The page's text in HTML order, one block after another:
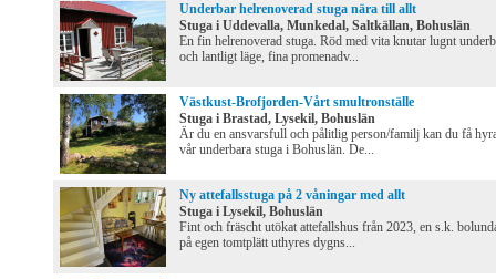
Underbar helrenoverad stuga nära till allt
Stuga i Uddevalla, Munkedal, Saltkällan, Bohuslän
En fin helrenoverad stuga. Röd med vita knutar lugnt
och lantligt läge, fina promenadv...
Västkust-Brofjorden-Vårt smultronställe
Stuga i Brastad, Lysekil, Bohuslän
Är du en ansvarsfull och pålitlig person/familj kan du få
vår underbara stuga i Bohuslän. De...
Ny attefallsstuga på 2 våningar med allt
Stuga i Lysekil, Bohuslän
Fint och fräscht utökat attefallshus från 2023, en s.k.
på egen tomtplätt uthyres dygns...